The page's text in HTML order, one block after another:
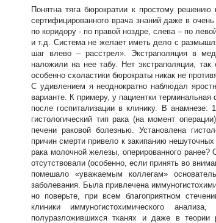
Понятна тяга бюрократии к простому решению
сертифицированного врача знаний даже в
по коридору - по правой ноздре, слева – по
и т.д. Система не желает иметь дело с
шаг влево – расстрел». Экстраполяция в
наложили на нее табу. Нет экстраполяции,
особенно схоластики бюрократы никак не
С удивлением я неоднократно наблюдал
варианте. К примеру, у пациентки
после госпитализации в клинику. В
гистологический тип рака (на момент
печени раковой болезнью. Установлена
причин смерти привело к закипанию
рака молочной железы, оперированного ранее?
отсутствовали (особенно, если принять во
помешало «уважаемым коллегам»
заболевания. Была привлечена
но поверьте, при всем благоприятном
клиники иммуногистохимического
полуразложившихся тканях и даже в теории